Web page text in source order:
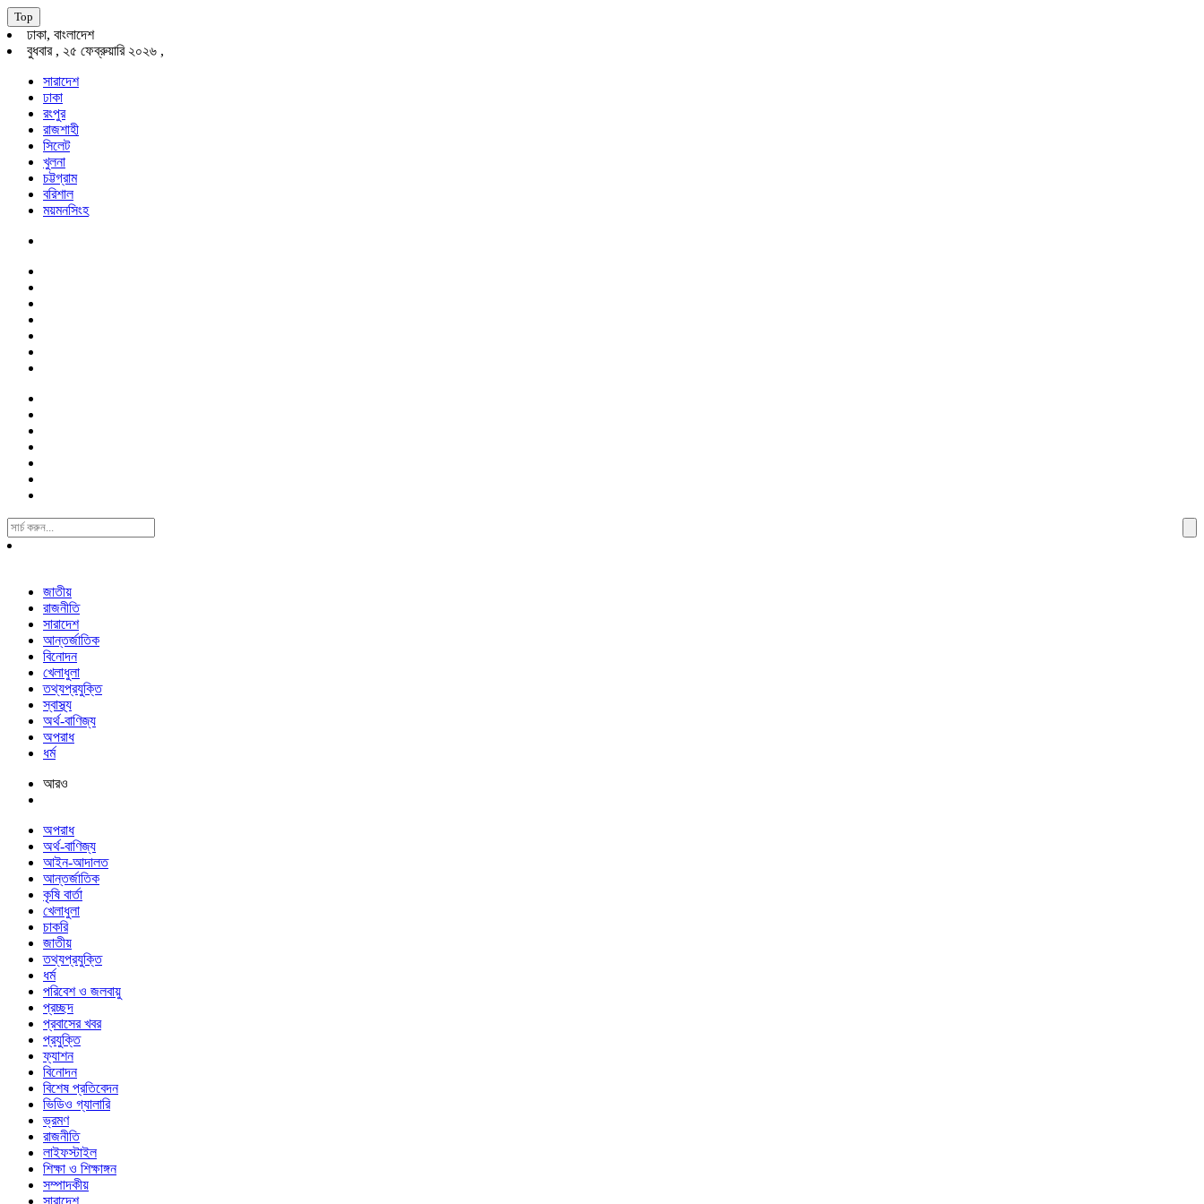
Top
ঢাকা, বাংলাদেশ
বুধবার , ২৫ ফেব্রুয়ারি ২০২৬ ,
সারাদেশ
ঢাকা
রংপুর
রাজশাহী
সিলেট
খুলনা
চট্টগ্রাম
বরিশাল
ময়মনসিংহ
Search
For:
জাতীয়
রাজনীতি
সারাদেশ
আন্তর্জাতিক
বিনোদন
খেলাধুলা
তথ্যপ্রযুক্তি
স্বাস্থ্য
অর্থ-বাণিজ্য
অপরাধ
ধর্ম
আরও
অপরাধ
অর্থ-বাণিজ্য
আইন-আদালত
আন্তর্জাতিক
কৃষি বার্তা
খেলাধুলা
চাকরি
জাতীয়
তথ্যপ্রযুক্তি
ধর্ম
পরিবেশ ও জলবায়ু
প্রচ্ছদ
প্রবাসের খবর
প্রযুক্তি
ফ্যাশন
বিনোদন
বিশেষ প্রতিবেদন
ভিডিও গ্যালারি
ভ্রমণ
রাজনীতি
লাইফস্টাইল
শিক্ষা ও শিক্ষাঙ্গন
সম্পাদকীয়
সারাদেশ